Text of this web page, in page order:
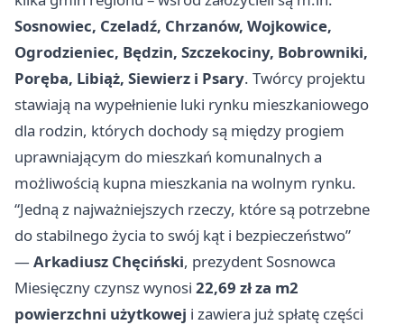
Sosnowiec, Czeladź, Chrzanów, Wojkowice,
Ogrodzieniec, Będzin, Szczekociny, Bobrowniki,
Poręba, Libiąż, Siewierz i Psary. Twórcy projektu
stawiają na wypełnienie luki rynku mieszkaniowego
dla rodzin, których dochody są między progiem
uprawniającym do mieszkań komunalnych a
możliwością kupna mieszkania na wolnym rynku.
“Jedną z najważniejszych rzeczy, które są potrzebne
do stabilnego życia to swój kąt i bezpieczeństwo”
— Arkadiusz Chęciński, prezydent Sosnowca
Miesięczny czynsz wynosi 22,69 zł za m2
powierzchni użytkowej i zawiera już spłatę części